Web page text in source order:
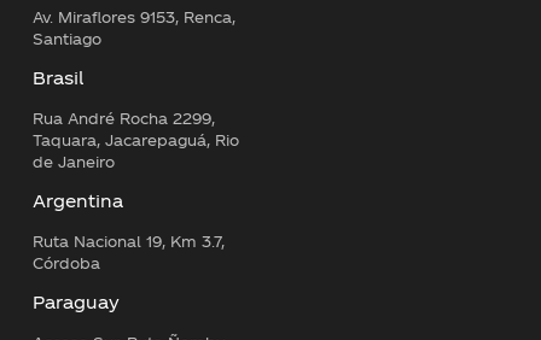
Av. Miraflores 9153, Renca,
Santiago
Brasil
Rua André Rocha 2299,
Taquara, Jacarepaguá, Rio
de Janeiro
Argentina
Ruta Nacional 19, Km 3.7,
Córdoba
Paraguay